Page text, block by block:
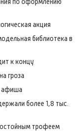
акция
библиотека в
к концу
гроза
афиша
более 1,8 тыс.
трофеем